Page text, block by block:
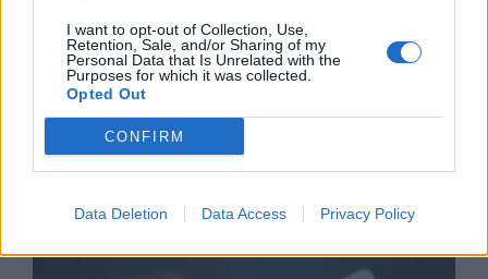
I want to opt-out of Collection, Use,
Retention, Sale, and/or Sharing of my
Personal Data that Is Unrelated with the
Purposes for which it was collected.
Opted Out
CONFIRM
Data Deletion Data Access Privacy Policy
Астронавти на NASA излязоха в